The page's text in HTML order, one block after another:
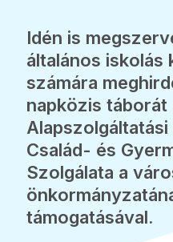
Idén is
általános iskolás
számára
napközis táborát
Család- és
Szolgálata a
támogatásával.